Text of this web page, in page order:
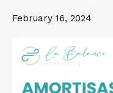
February 16, 2024